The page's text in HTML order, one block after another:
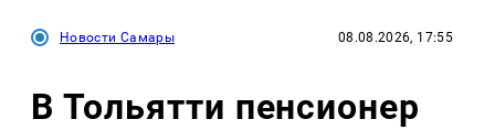
Новости Самары 08.08.2026, 17:55
В Тольятти пенсионер